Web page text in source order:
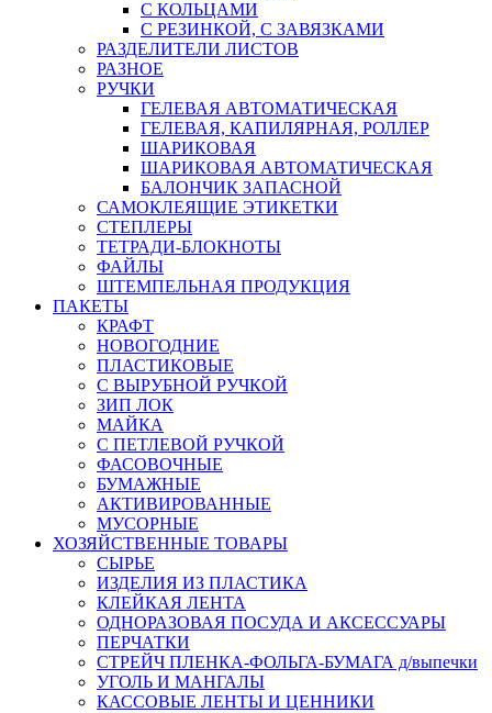
С КОЛЬЦАМИ
С РЕЗИНКОЙ, С ЗАВЯЗКАМИ
РАЗДЕЛИТЕЛИ ЛИСТОВ
РАЗНОЕ
РУЧКИ
ГЕЛЕВАЯ АВТОМАТИЧЕСКАЯ
ГЕЛЕВАЯ, КАПИЛЯРНАЯ, РОЛЛЕР
ШАРИКОВАЯ
ШАРИКОВАЯ АВТОМАТИЧЕСКАЯ
БАЛОНЧИК ЗАПАСНОЙ
САМОКЛЕЯЩИЕ ЭТИКЕТКИ
СТЕПЛЕРЫ
ТЕТРАДИ-БЛОКНОТЫ
ФАЙЛЫ
ШТЕМПЕЛЬНАЯ ПРОДУКЦИЯ
ПАКЕТЫ
КРАФТ
НОВОГОДНИЕ
ПЛАСТИКОВЫЕ
С ВЫРУБНОЙ РУЧКОЙ
ЗИП ЛОК
МАЙКА
С ПЕТЛЕВОЙ РУЧКОЙ
ФАСОВОЧНЫЕ
БУМАЖНЫЕ
АКТИВИРОВАННЫЕ
МУСОРНЫЕ
ХОЗЯЙСТВЕННЫЕ ТОВАРЫ
СЫРЬЕ
ИЗДЕЛИЯ ИЗ ПЛАСТИКА
КЛЕЙКАЯ ЛЕНТА
ОДНОРАЗОВАЯ ПОСУДА И АКСЕССУАРЫ
ПЕРЧАТКИ
СТРЕЙЧ ПЛЕНКА-ФОЛЬГА-БУМАГА д/выпечки
УГОЛЬ И МАНГАЛЫ
КАССОВЫЕ ЛЕНТЫ И ЦЕННИКИ